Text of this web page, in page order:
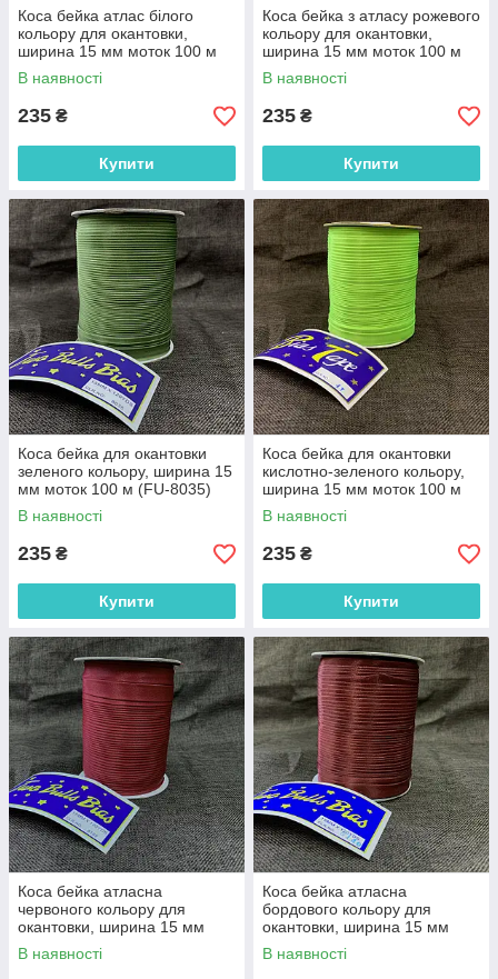
Коса бейка атлас білого
кольору для окантовки,
ширина 15 мм моток 100 м
(FU-6-0)
В наявності
235 ₴
Купити
Коса бейка з атласу рожевого
кольору для окантовки,
ширина 15 мм моток 100 м
(FU-8103)
В наявності
235 ₴
Купити
Коса бейка для окантовки
зеленого кольору, ширина 15
мм моток 100 м (FU-8035)
В наявності
235 ₴
Купити
Коса бейка для окантовки
кислотно-зеленого кольору,
ширина 15 мм моток 100 м
(FU-41)
В наявності
235 ₴
Купити
Коса бейка атласна
червоного кольору для
окантовки, ширина 15 мм
моток 100 м (FU-8010)
В наявності
Коса бейка атласна
бордового кольору для
окантовки, ширина 15 мм
моток 100 м (FU-8140)
В наявності